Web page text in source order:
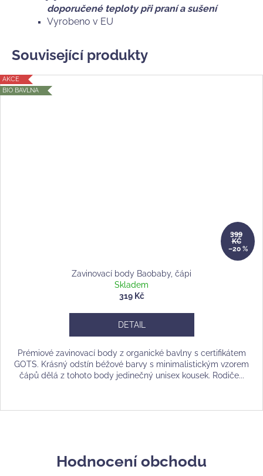
doporučené teploty při praní a sušení
Vyrobeno v EU
Související produkty
AKCE
BIO BAVLNA
399
KČ
–20 %
Zavinovací body Baobaby, čápi
Skladem
319 Kč
DETAIL
Prémiové zavinovací body z organické bavlny s certifikátem
GOTS. Krásný odstín béžové barvy s minimalistickým vzorem
čápů dělá z tohoto body jedinečný unisex kousek. Rodiče...
Hodnocení obchodu